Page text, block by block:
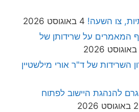
צו השעה! 4 באוגוסט 2026
המאמרים על שרידותן של
השרידות של ד"ר אורי מילשטיין
להנהגת היישוב לפתוח
2 באוגוסט 2026